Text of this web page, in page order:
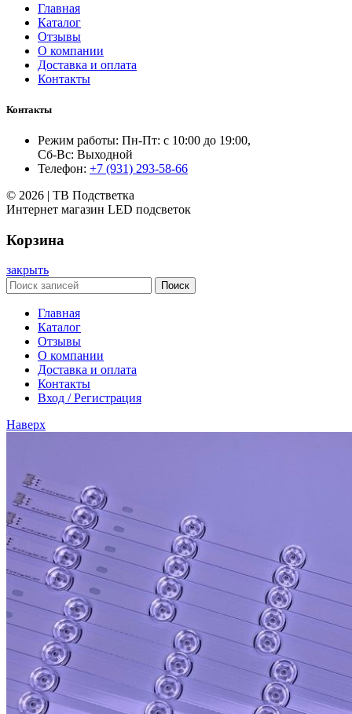
Главная
Каталог
Отзывы
О компании
Доставка и оплата
Контакты
Контакты
Режим работы: Пн-Пт: с 10:00 до 19:00,
Сб-Вс: Выходной
Телефон: +7 (931) 293-58-66
© 2026 | ТВ Подстветка
Интернет магазин LED подсветок
Корзина
закрыть
Поиск
Главная
Каталог
Отзывы
О компании
Доставка и оплата
Контакты
Вход / Регистрация
Наверх